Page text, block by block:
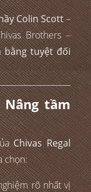
Colin Scott–
Brothers –
bằng tuyệt đối
tầm
Chivas Regal
chọn:
rõ nhất vị